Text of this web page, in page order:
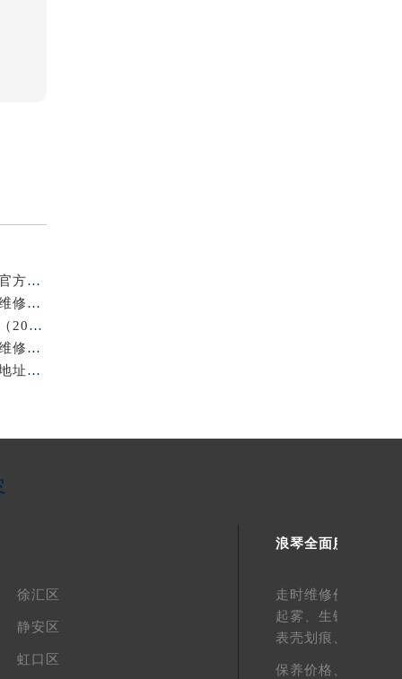
亲身到店探访上海浪琴官方售后服务中心｜最新地址及官方售后热线（2026年7月最新）
亲身到店探访上海浪琴官方售后服务中心｜官方电话及维修地址（2026年7月最新）
上海浪琴售后服务地址专业腕表维修保养服务权威公示（2026年7月最新）
亲身探访上海浪琴官方售后服务中心｜最新热线及官方维修地址（2026年7月最新）
亲身探访上海浪琴官方售后服务中心｜最新电话和完整地址（2026年7月最新）
徐汇区
静安区
虹口区
浪琴全面服务
走时维修价格、
起雾、生锈维修价
表壳划痕、
保养价格、